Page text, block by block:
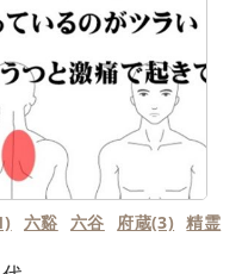
六谿 六谷 府蔵(3) 精霊